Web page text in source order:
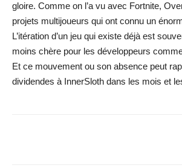
gloire. Comme on l’a vu avec Fortnite,
projets multijoueurs qui ont connu un
L’itération d’un jeu qui existe déjà est
moins chère pour les développeurs
Et ce mouvement ou son absence peut
dividendes à InnerSloth dans les mois et